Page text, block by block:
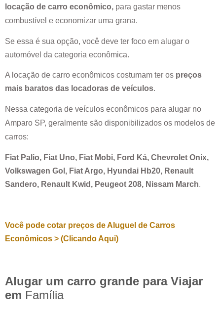
locação de carro econômico, para gastar menos
combustível e economizar uma grana.
Se essa é sua opção, você deve ter foco em alugar o
automóvel da categoria econômica.
A locação de carro econômicos costumam ter os preços
mais baratos das locadoras de veículos.
Nessa categoria de veículos econômicos para alugar no
Amparo SP, geralmente são disponibilizados os modelos de
carros:
Fiat Palio, Fiat Uno, Fiat Mobi, Ford Ká, Chevrolet Onix,
Volkswagen Gol, Fiat Argo, Hyundai Hb20, Renault
Sandero, Renault Kwid, Peugeot 208, Nissam March.
Você pode cotar preços de Aluguel de Carros
Econômicos > (Clicando Aqui)
Alugar um carro grande para Viajar
em Família